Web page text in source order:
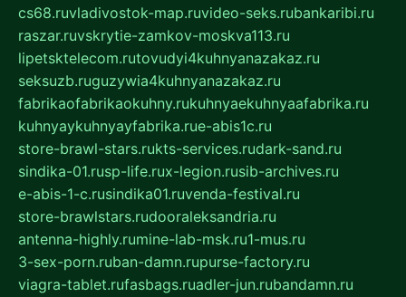
cs68.ruvladivostok-map.ruvideo-seks.rubankaribi.ru
raszar.ruvskrytie-zamkov-moskva113.ru
lipetsktelecom.rutovudyi4kuhnyanazakaz.ru
seksuzb.ruguzywia4kuhnyanazakaz.ru
fabrikaofabrikaokuhny.rukuhnyaekuhnyaafabrika.ru
kuhnyaykuhnyayfabrika.rue-abis1c.ru
store-brawl-stars.rukts-services.rudark-sand.ru
sindika-01.rusp-life.rux-legion.rusib-archives.ru
e-abis-1-c.rusindika01.ruvenda-festival.ru
store-brawlstars.rudooraleksandria.ru
antenna-highly.rumine-lab-msk.ru1-mus.ru
3-sex-porn.ruban-damn.rupurse-factory.ru
viagra-tablet.rufasbags.ruadler-jun.rubandamn.ru